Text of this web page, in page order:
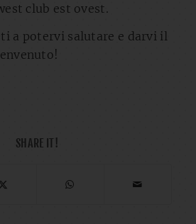
club est ovest.
a potervi salutare e darvi il
SHARE IT!